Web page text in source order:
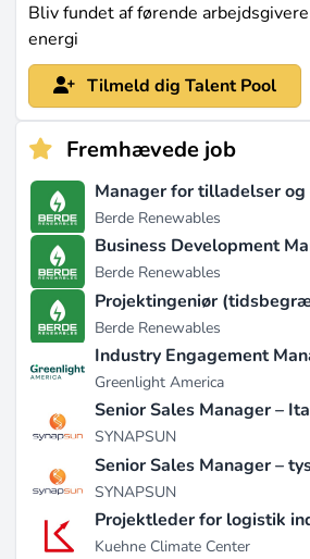
Bliv fundet af førende
energi
Tilmeld dig Talent Pool
Fremhævede job
Manager for tilladelser
Berde Renewables
Business Development
Berde Renewables
Projektingeniør
Berde Renewables
Industry Engagement
Greenlight America
Senior Sales Manager –
SYNAPSUN
Senior Sales Manager –
SYNAPSUN
Projektleder for logistik
Kuehne Climate Center